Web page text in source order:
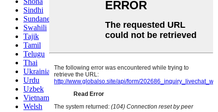
Sindhi
Sundanese
Swahili
Tajik
Tamil
Telugu
Thai
Ukrainian
Urdu
Uzbek
Vietnamese
Welsh